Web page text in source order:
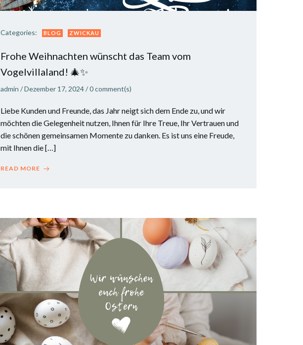
Categories: BLOG ZWICKAU
Frohe Weihnachten wünscht das Team vom
Vogelvillaland! 🎄✨
admin /Dezember 17, 2024/0comment(s)
Liebe Kunden und Freunde, das Jahr neigt sich dem Ende zu, und wir
möchten die Gelegenheit nutzen, Ihnen für Ihre Treue, Ihr Vertrauen und
die schönen gemeinsamen Momente zu danken. Es ist uns eine Freude,
mit Ihnen die […]
READ MORE